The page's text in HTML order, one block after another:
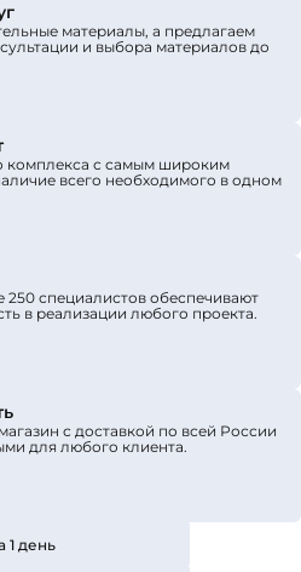
материалы, а предлагаем
и выбора материалов до
комплекса с самым широким
всего необходимого в одном
250 специалистов обеспечивают
в реализации любого проекта.
с доставкой по всей России
для любого клиента.
1 день